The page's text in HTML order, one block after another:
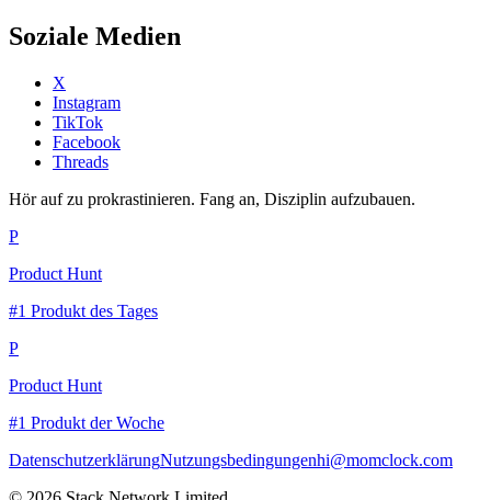
Soziale Medien
X
Instagram
TikTok
Facebook
Threads
Hör auf zu prokrastinieren. Fang an, Disziplin aufzubauen.
P
Product Hunt
#1 Produkt des Tages
P
Product Hunt
#1 Produkt der Woche
DatenschutzerklärungNutzungsbedingungenhi@momclock.com